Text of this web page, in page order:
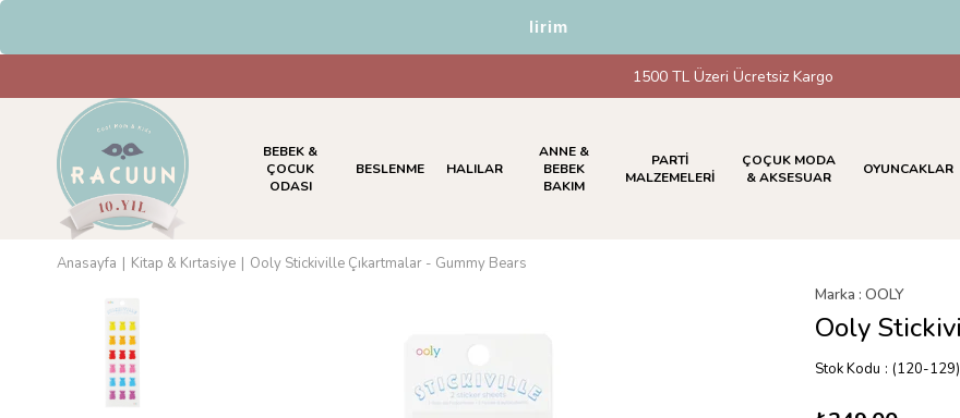
HAVALE & EFT Ödemelerinde %5 İndirim
1500 TL Üzeri Ücretsiz Kargo
BEBEK &
ÇOCUK
ODASI
BESLENME HALILAR
ANNE &
BEBEK
BAKIM
PARTİ
MALZEMELERİ
ÇOÇUK MODA
& AKSESUAR
OYUNCAKLAR
Anasayfa Kitap & Kırtasiye Ooly Stickiville Çıkartmalar - Gummy Bears
Marka : OOLY
Ooly
Stok Kodu (120-129)